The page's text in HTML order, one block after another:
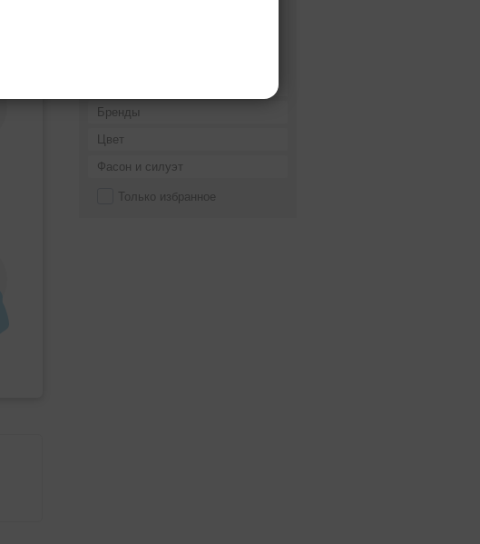
Бренды
Цвет
Фасон и силуэт
Только избранное